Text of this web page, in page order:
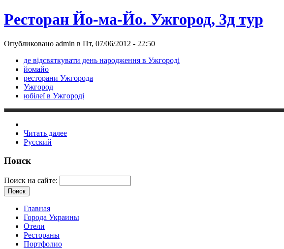
Ресторан Йо-ма-Йо. Ужгород, 3д тур
Опубликовано admin в Пт, 07/06/2012 - 22:50
де відсвяткувати день народження в Ужгороді
йомайо
ресторани Ужгорода
Ужгород
юбілеї в Ужгороді
Читать далее
Русский
Поиск
Поиск на сайте:
Главная
Города Украины
Отели
Рестораны
Портфолио